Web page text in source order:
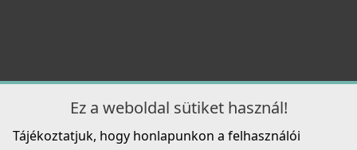
Részletek
ELLECI - Zuhanyfej Show fekete
Ez a weboldal sütiket használ!
Tájékoztatjuk, hogy honlapunkon a felhasználói